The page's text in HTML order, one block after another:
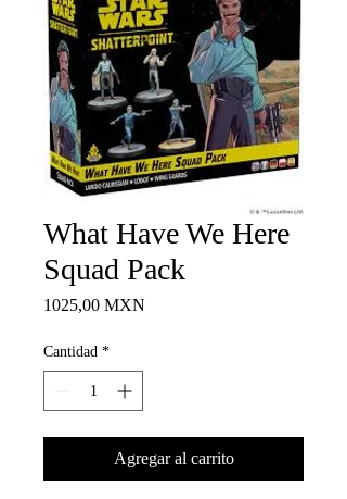
What Have We Here
Squad Pack
1025,00 MXN
Cantidad *
Agregar al carrito